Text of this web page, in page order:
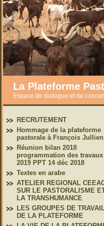
La Plateforme
Espace de dialogue et de
RECRUTEMENT
Hommage de la plateforme
pastorale à François Jullien
Réunion bilan 2018
programmation des travaux
2019 PPT 14 déc 2018
Textes en arabe
ATELIER REGIONAL
SUR LE PASTORALISME
LA TRANSHUMANCE
LES GROUPES DE
DE LA PLATEFORME